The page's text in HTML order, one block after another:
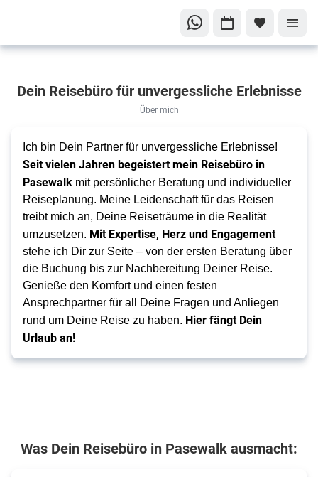
mich
Reisebegleiterin
für
unvergessliche
Erlebnisse!
Dein Reisebüro für unvergessliche Erlebnisse
Über mich
Seit vielen Jahren begeistert mein Reisebüro in
Pasewalk mit persönlicher Beratung und individueller
Reiseplanung. Meine Leidenschaft für das Reisen
treibt mich an, Deine Reiseträume in die Realität
umzusetzen.
Mit Expertise, Herz und Engagement
stehe ich Dir zur Seite – von der ersten Beratung über
die Buchung bis zur Nachbereitung Deiner Reise.
Genieße den Komfort und einen festen
Ansprechpartner für all Deine Fragen und Anliegen
rund um Deine Reise zu haben. Hier fängt Dein
Urlaub an!
Was Dein Reisebüro in Pasewalk ausmacht: